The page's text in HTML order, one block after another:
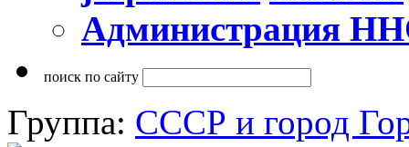
Администрация
поиск по сайту
Группа: СССР и город